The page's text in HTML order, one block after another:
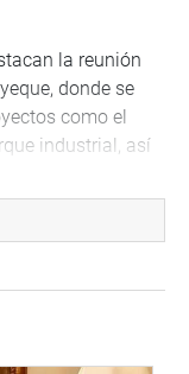
la reunión
donde se
como el
industrial, así
Pesca, a fin de
responsable
de ley en
una